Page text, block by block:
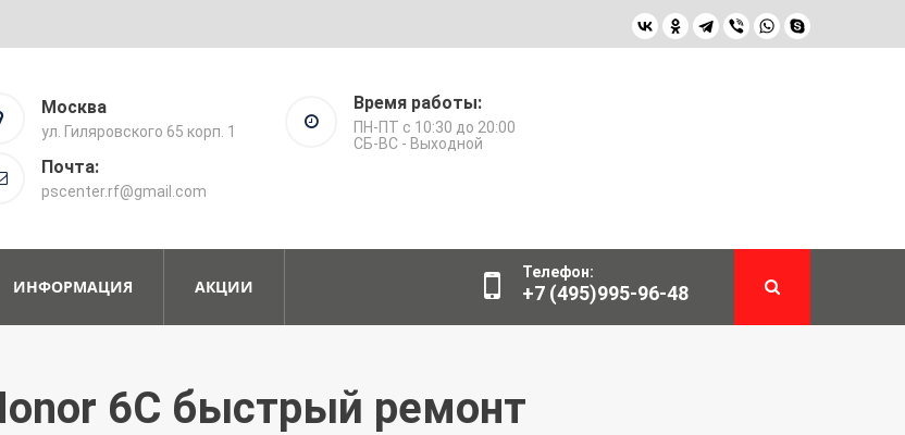
Москва
ул. Гиляровского 65 корп. 1
Время работы:
ПН-ПТ с 10:30 до 20:00
СБ-ВС - Выходной
Почта:
pscenter.rf@gmail.com
ИНФОРМАЦИЯ АКЦИИ
Телефон:
+7 (495)995-96-48
6C быстрый ремонт